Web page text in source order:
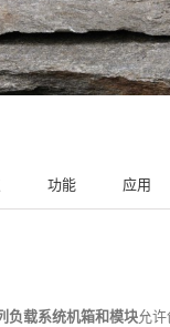
功能 应用
负载系统机箱和模块允